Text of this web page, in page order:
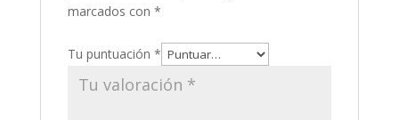
marcados con *
Tu puntuación *